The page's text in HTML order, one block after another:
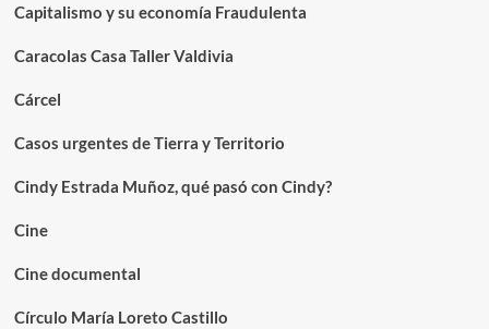
Capitalismo y su economía Fraudulenta
Caracolas Casa Taller Valdivia
Cárcel
Casos urgentes de Tierra y Territorio
Cindy Estrada Muñoz, qué pasó con Cindy?
Cine
Cine documental
Círculo María Loreto Castillo